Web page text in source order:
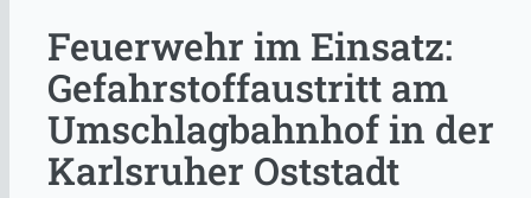
Feuerwehr im Einsatz:
Gefahrstoffaustritt am
Umschlagbahnhof in der
Karlsruher Oststadt